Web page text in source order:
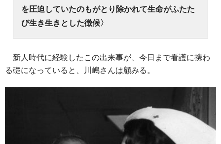
を圧迫していたのもがとり除かれて生命がふたた
び生き生きとした徴候〉
新人時代に経験したこの出来事が、今日まで看護に携わ
る礎になっていると、川嶋さんは顧みる。